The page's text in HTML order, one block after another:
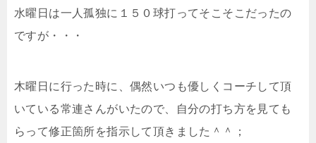
水曜日は一人孤独に１５０球打ってそこそこだったの
ですが・・・
木曜日に行った時に、偶然いつも優しくコーチして頂
いている常連さんがいたので、自分の打ち方を見ても
らって修正箇所を指示して頂きました＾＾；